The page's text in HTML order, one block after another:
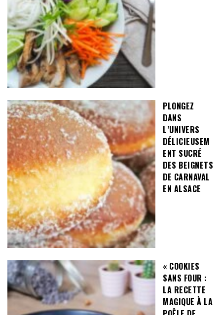
PLONGEZ
DANS
L’UNIVERS
DÉLICIEUSEM
ENT SUCRÉ
DES BEIGNETS
DE CARNAVAL
EN ALSACE
« COOKIES
SANS FOUR :
LA RECETTE
MAGIQUE À LA